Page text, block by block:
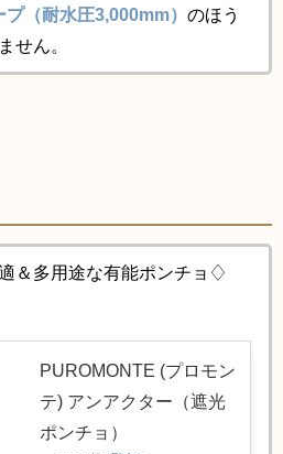
プ（耐水圧3,000mm） のほう
せん。
＆多用途な有能ポンチョ♢
PUROMONTE (プロモン
テ) アンアクター（遮光
ポンチョ）